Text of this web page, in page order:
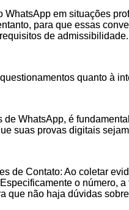
WhatsApp em situações
para que essas
de
quanto à
de WhatsApp, é
suas provas digitais
de Contato: Ao coletar
o número,
que não haja dúvidas